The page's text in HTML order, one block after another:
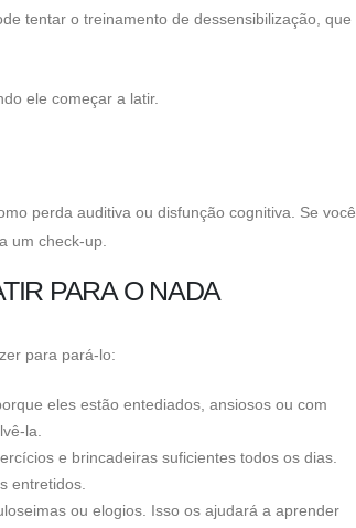
tentar o treinamento de dessensibilização, que
ele começar a latir.
perda auditiva ou disfunção cognitiva. Se você
um check-up.
PARA O NADA
para pará-lo:
eles estão entediados, ansiosos ou com
la.
e brincadeiras suficientes todos os dias.
entretidos.
ou elogios. Isso os ajudará a aprender